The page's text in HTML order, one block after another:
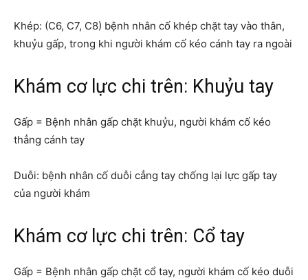
Khép: (C6, C7, C8) bệnh nhân cố khép chặt tay vào thân,
khuỷu gấp, trong khi người khám cố kéo cánh tay ra ngoài
Khám cơ lực chi trên: Khuỷu tay
Gấp = Bệnh nhân gấp chặt khuỷu, người khám cố kéo
thẳng cánh tay
Duỗi: bệnh nhân cố duỗi cẳng tay chống lại lực gấp tay
của người khám
Khám cơ lực chi trên: Cổ tay
Gấp = Bệnh nhân gấp chặt cổ tay, người khám cố kéo duỗi